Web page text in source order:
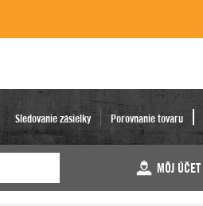
Sledovanie zásielky Porovnanie tovaru
MÔJ ÚČET